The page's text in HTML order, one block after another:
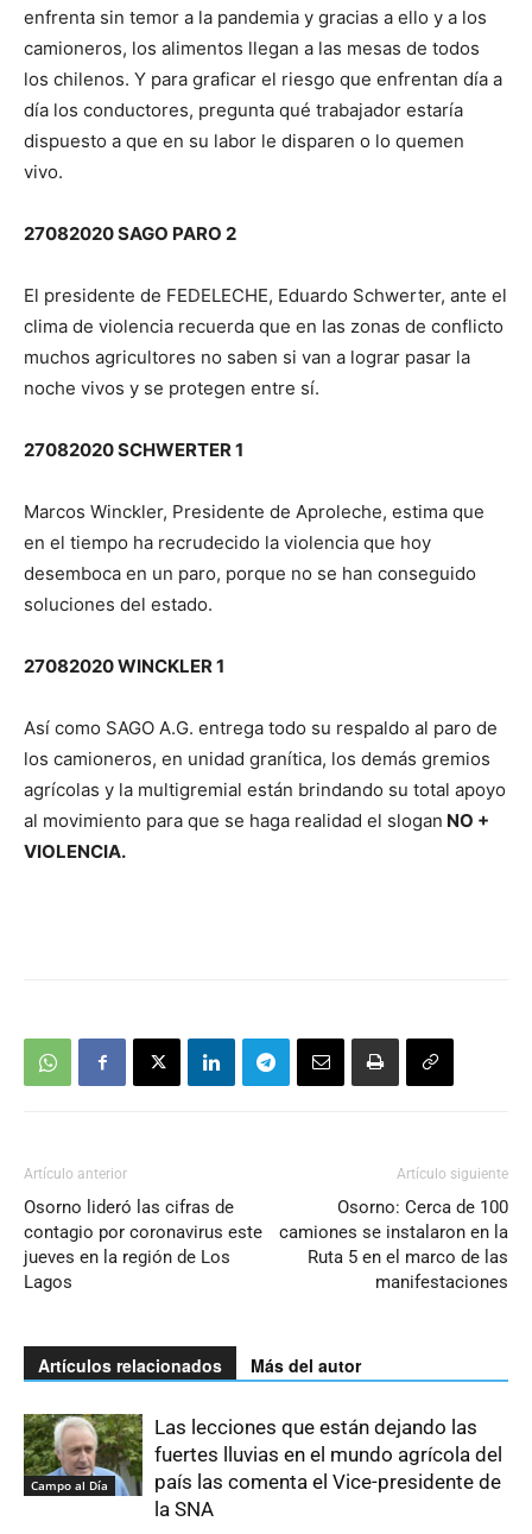
enfrenta sin temor a la pandemia y gracias a ello y a los
camioneros, los alimentos llegan a las mesas de todos
los chilenos. Y para graficar el riesgo que enfrentan día a
día los conductores, pregunta qué trabajador estaría
dispuesto a que en su labor le disparen o lo quemen
vivo.
27082020 SAGO PARO 2
El presidente de FEDELECHE, Eduardo Schwerter, ante el
clima de violencia recuerda que en las zonas de conflicto
muchos agricultores no saben si van a lograr pasar la
noche vivos y se protegen entre sí.
27082020 SCHWERTER 1
Marcos Winckler, Presidente de Aproleche, estima que
en el tiempo ha recrudecido la violencia que hoy
desemboca en un paro, porque no se han conseguido
soluciones del estado.
27082020 WINCKLER 1
Así como SAGO A.G. entrega todo su respaldo al paro de
los camioneros, en unidad granítica, los demás gremios
agrícolas y la multigremial están brindando su total apoyo
al movimiento para que se haga realidad el slogan NO +
VIOLENCIA.
Artículo anterior
Osorno lideró las cifras de
contagio por coronavirus este
jueves en la región de Los
Lagos
Artículo siguiente
Osorno: Cerca de 100
camiones se instalaron en la
Ruta 5 en el marco de las
manifestaciones
Artículos relacionados Más del autor
Campo al Día
Las lecciones que están dejando las
fuertes lluvias en el mundo agrícola del
país las comenta el Vice-presidente de
la SNA